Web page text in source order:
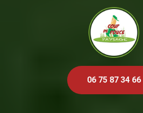
06 75 87 34 66